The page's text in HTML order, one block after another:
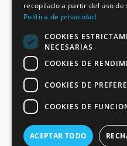
Proyecto que
Sucesorio,
eficiencia en los
© 2026•
Desarrollado por
Aviso Legal|
recopilado a partir del uso de
Política de privacidad
COOKIES
NECESARIAS
COOKIES DE
COOKIES DE
COOKIES DE
ACEPTAR TODO